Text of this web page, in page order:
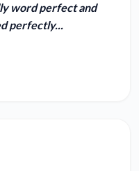
word perfectand
perfectly...